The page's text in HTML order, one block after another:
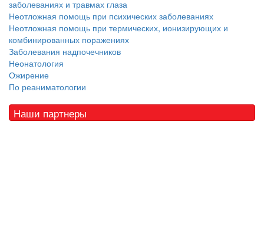
заболеваниях и травмах глаза
Неотложная помощь при психических заболеваниях
Неотложная помощь при термических, ионизирующих и
комбинированных поражениях
Заболевания надпочечников
Неонатология
Ожирение
По реаниматологии
Наши партнеры